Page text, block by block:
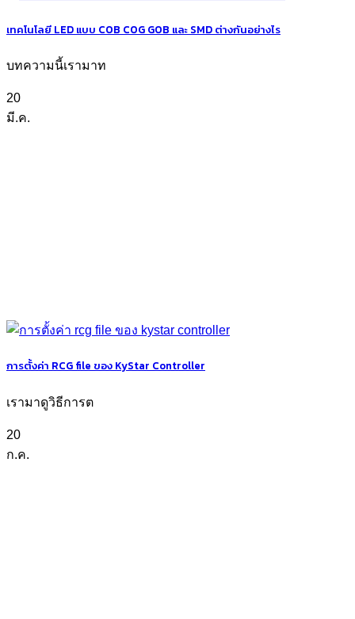
เทคโนโลยี LED แบบ COB COG GOB และ SMD ต่างกันอย่างไร
บทความนี้เรามาท
20
มี.ค.
การตั้งค่า RCG file ของ KyStar Controller
เรามาดูวิธีการต
20
ก.ค.